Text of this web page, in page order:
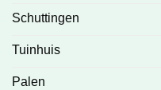
Schuttingen
Tuinhuis
Palen